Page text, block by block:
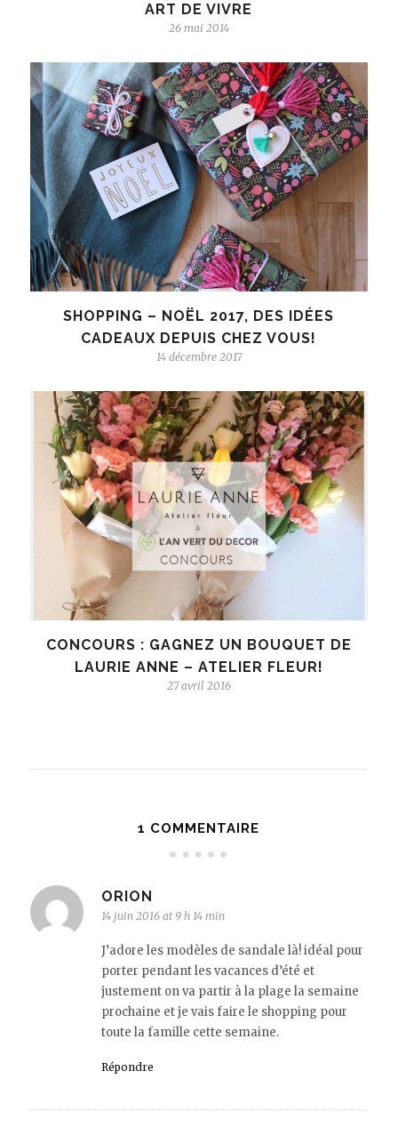
ART DE VIVRE
26 mai 2014
SHOPPING – NOËL 2017, DES IDÉES
CADEAUX DEPUIS CHEZ VOUS!
14 décembre 2017
CONCOURS : GAGNEZ UN BOUQUET DE
LAURIE ANNE – ATELIER FLEUR!
27 avril 2016
1 COMMENTAIRE
ORION
14 juin 2016 at 9 h 14 min
J’adore les modèles de sandale là! idéal pour
porter pendant les vacances d’été et
justement on va partir à la plage la semaine
prochaine et je vais faire le shopping pour
toute la famille cette semaine.
Répondre